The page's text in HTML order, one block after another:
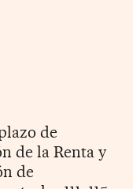
de
de la Renta y
de